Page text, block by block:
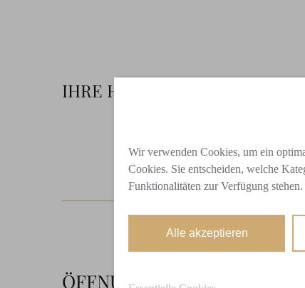
IHRE HAUTANALYSE
ÖFFNUNGSZEITEN
Wir verwenden Cookies, um ein
Cookies. Sie entscheiden, welche
Funktionalitäten zur Verfügung
Alle akzeptieren